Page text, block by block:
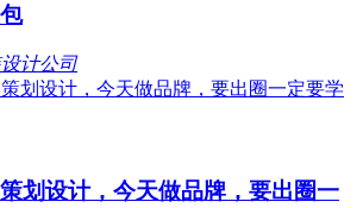
计公司
划设计，今天做品牌，要出圈一